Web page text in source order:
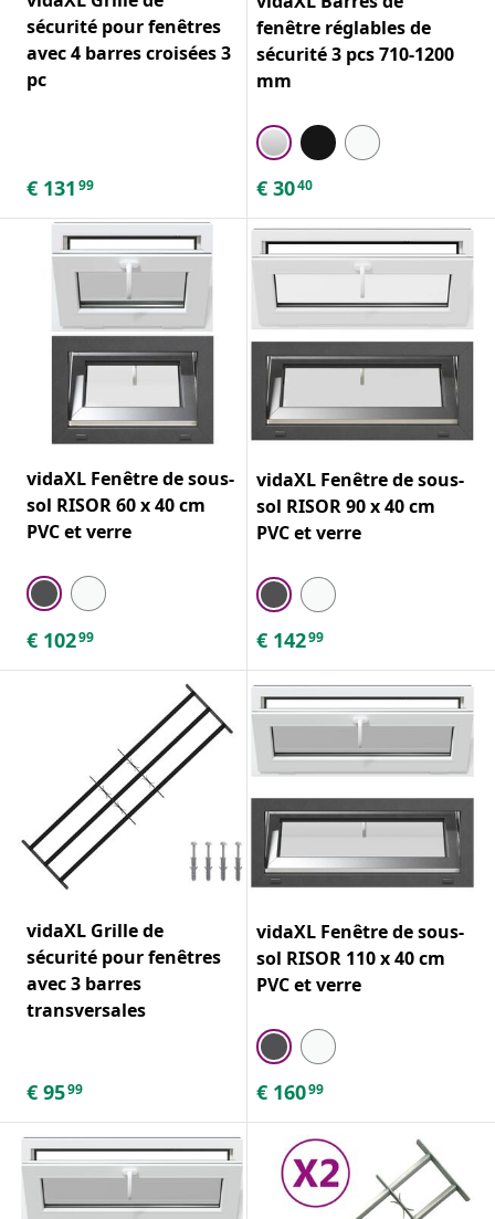
sécurité pour fenêtres
avec 4 barres croisées 3
pc
€ 131 99
fenêtre réglables de
sécurité 3 pcs 710-1200
mm
€ 3040
vidaXL Fenêtre de sous-
sol RISOR 60 x 40 cm
PVC et verre
€ 10299
vidaXL Fenêtre de sous-
sol RISOR 90 x 40 cm
PVC et verre
€ 14299
vidaXL Grille de
sécurité pour fenêtres
avec 3 barres
transversales
€ 9599
vidaXL Fenêtre de sous-
sol RISOR 110 x 40 cm
PVC et verre
€ 16099